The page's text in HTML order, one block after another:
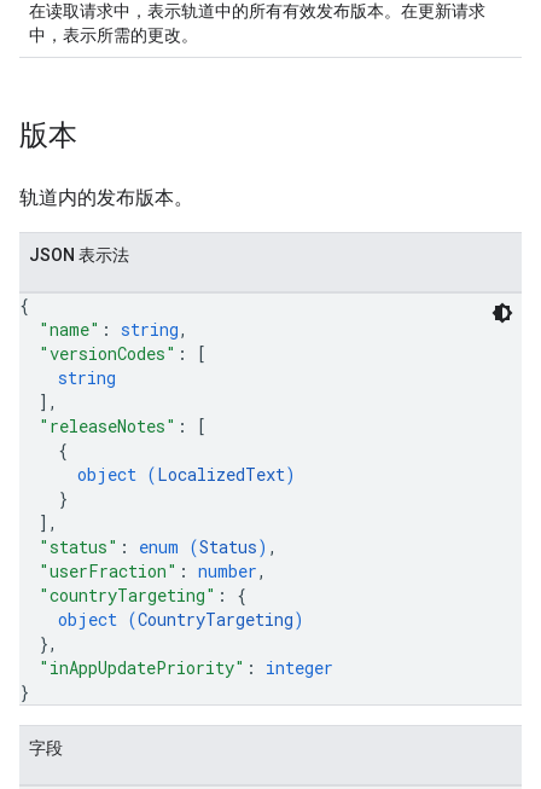
在读取请求中，表示轨道中的所有有效发布版本。在更新请求
中，表示所需的更改。
版本
轨道内的发布版本。
JSON 表示法
{
"name" : string,
"versionCodes" :
[
string
] ,
"releaseNotes" :
[
{
object (LocalizedText)
}
] ,
"status" : enum (Status) ,
"userFraction" : number,
"countryTargeting" : {
object (CountryTargeting)
},
"inAppUpdatePriority" : integer
}
字段